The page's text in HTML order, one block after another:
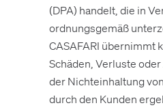
(DPA) handelt, die in
ordnungsgemäß
CASAFARI übernimmt
Schäden, Verluste
der Nichteinhaltung
durch den Kunden